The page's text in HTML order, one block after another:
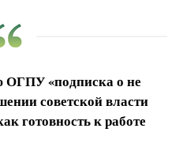
ОГПУ «подписка о не
советской власти
готовность к работе